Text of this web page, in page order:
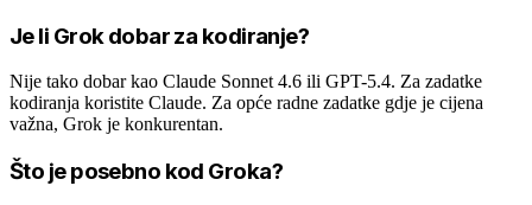
Je li Grok dobar za kodiranje?
Nije tako dobar kao Claude Sonnet 4.6 ili GPT-5.4. Za zadatke
kodiranja koristite Claude. Za opće radne zadatke gdje je cijena
važna, Grok je konkurentan.
Što je posebno kod Groka?